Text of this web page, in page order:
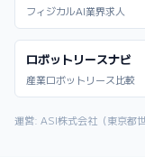
フィジカルAI業界求人
ロボットリースナビ
産業ロボットリース比較
運営: ASI株式会社（東京都